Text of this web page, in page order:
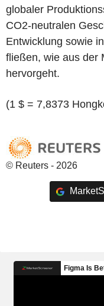
globaler
CO2-neutralen
Entwicklung sowie
fließen, wie aus der
hervorgeht.
(1 $ = 7,8373
© Reuters - 2026